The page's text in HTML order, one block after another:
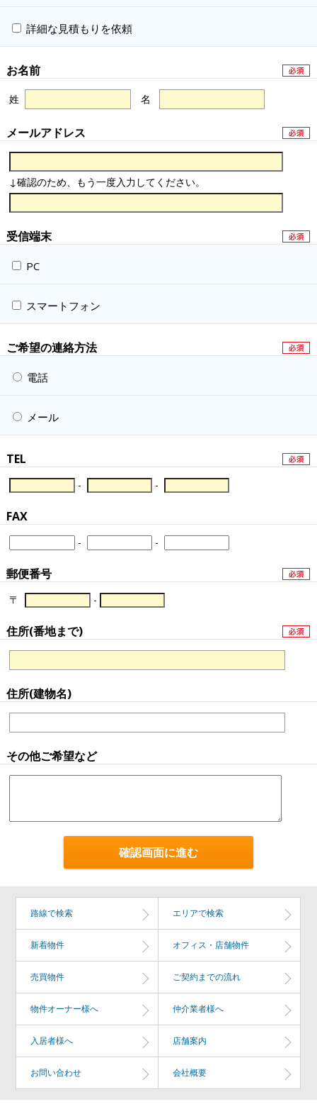
詳細な見積もりを依頼
お名前
姓 名
メールアドレス
↓確認のため、もう一度入力してください。
受信端末
PC
スマートフォン
ご希望の連絡方法
電話
メール
TEL
- -
FAX
- -
郵便番号
〒 -
住所(番地まで)
住所(建物名)
その他ご希望など
路線で検索 エリアで検索
新着物件 オフィス・店舗物件
売買物件 ご契約までの流れ
物件オーナー様へ 仲介業者様へ
入居者様へ 店舗案内
お問い合わせ 会社概要